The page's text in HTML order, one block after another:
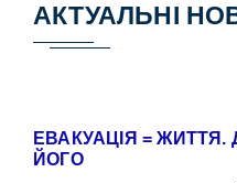
АКТУАЛЬНІ
ЕВАКУАЦІЯ =
ЙОГО